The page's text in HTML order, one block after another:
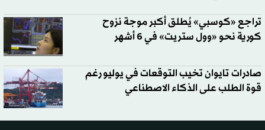
تراجع «كوسبي» يُطلق أكبر موجة نزوح
كورية نحو «وول ستريت» في 6 أشهر
صادرات تايوان تخيب التوقعات في يوليو رغم
قوة الطلب على الذكاء الاصطناعي